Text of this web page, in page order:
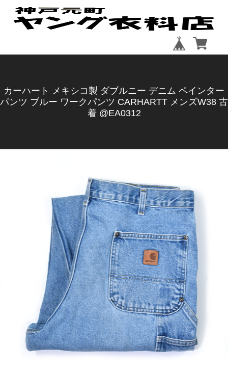
カーハート メキシコ製 ダブルニー デニム ペインター
パンツ ブルー ワークパンツ CARHARTT メンズW38 古
着 @EA0312